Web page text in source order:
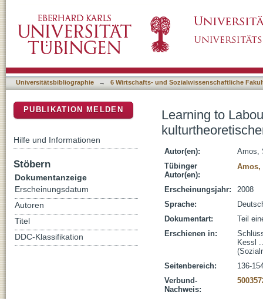
Sozialraumforschung
Universitätsbibliographie → 6 Wirtschafts- und Sozialwissenschaftliche
Learning to
Autor(en):
Amos,
Tübinger
Autor(en):
Amos,
Erscheinungsjahr:
2008
Sprache:
Dokumentart:
Teil
Erschienen in:
Kessl
Seitenbereich:
136-
Verbund-
Nachweis:
PUBLIKATION MELDEN
Hilfe und Informationen
Stöbern
Dokumentanzeige
Erscheinungsdatum
Autoren
Titel
DDC-Klassifikation